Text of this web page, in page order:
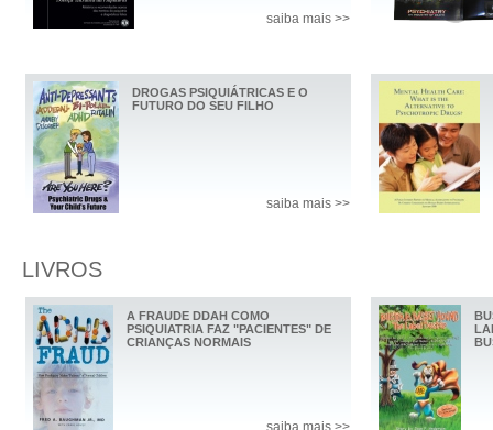
saiba mais >>
DROGAS PSIQUIÁTRICAS E O
FUTURO DO SEU FILHO
saiba mais >>
LIVROS
A FRAUDE DDAH COMO
PSIQUIATRIA FAZ "PACIENTES" DE
CRIANÇAS NORMAIS
saiba mais >>